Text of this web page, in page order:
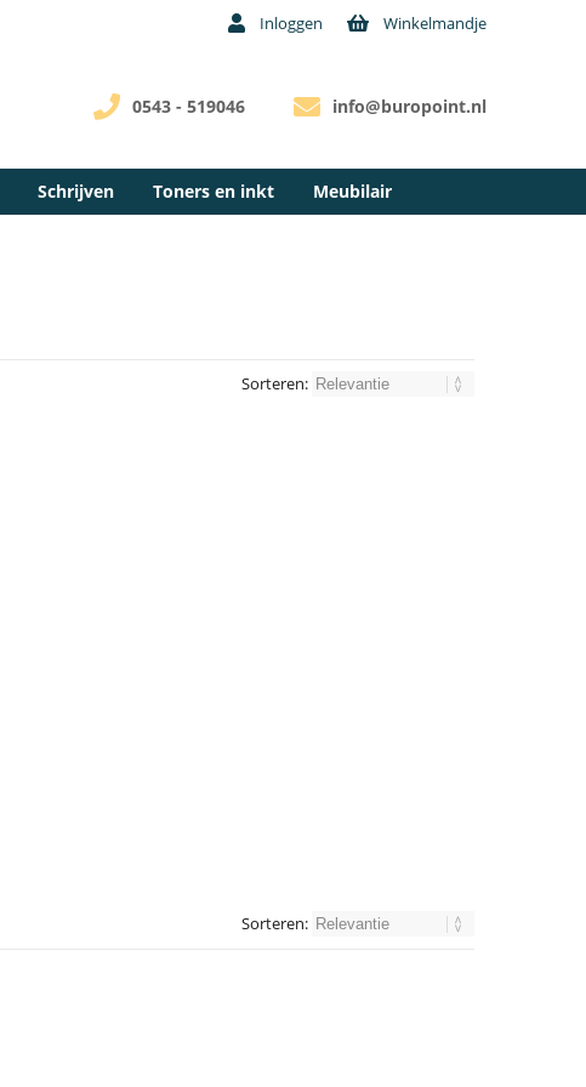
Inloggen Winkelmandje
info@buropoint.nl
0543 - 519046
Schrijven Toners en inkt Meubilair
Sorteren:
Sorteren: